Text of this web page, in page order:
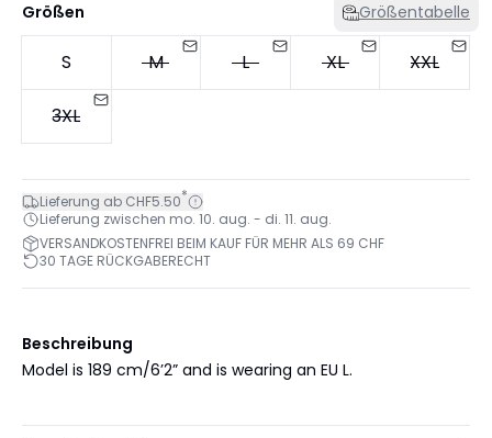
Größen Größentabelle
S M L XL XXL
3XL
Lieferung ab CHF5.50*
Lieferung zwischen mo. 10. aug. - di. 11. aug.
VERSANDKOSTENFREI BEIM KAUF FÜR MEHR ALS 69 CHF
30 TAGE RÜCKGABERECHT
Beschreibung
Model is 189 cm/6’2” and is wearing an EU L.